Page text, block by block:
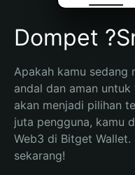
Dompet
Apakah kamu
andal dan aman
akan menjadi pilihan
juta pengguna, kamu
Web3 di Bitget Wallet.
sekarang!